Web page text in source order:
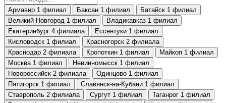
Армавир 1 филиал Баксан 1 филиал Батайск 1 филиал
Великий Новгород 1 филиал Владикавказ 1 филиал
Екатеринбург 4 филиала Ессентуки 1 филиал
Кисловодск 1 филиал Красногорск 2 филиала
Краснодар 2 филиала Кропоткин 1 филиал Майкоп 1 филиал
Москва 1 филиал Невинномысск 1 филиал
Новороссийск 2 филиала Одинцово 1 филиал
Пятигорск 1 филиал Славянск-на-Кубани 1 филиал
Ставрополь 2 филиала Сургут 1 филиал Таганрог 1 филиал